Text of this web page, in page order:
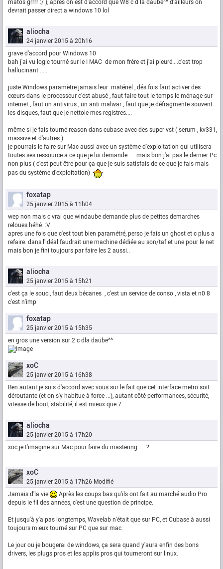
matos grrrr :/ ), apres on est d'accord que W8 c d la daube^^ d'ailleurs on
devrait passer direct a windows 10 lol
aliocha
24 janvier 2015 à 20h16
grave d'accord pour Windows 10
bah j'ai vu logic tourné sur le I MAC de mon frère et j'ai pleuré....c'est trop
hallucinant ......
juste Windows paramètre jamais leur matériel , dés fois faut activer des
cœurs dans le processeur c'est abusé , faut faire tout le temps le ménage sur
internet , faut un antivirus , un anti malwar , faut que je défragmente souvent
les disques, faut que je nettoie mes registres....
même si je fais tourné reason dans cubase avec des super vst ( serum , kv331,
massive et d'autres )
je pourrais le faire sur Mac aussi avec un système d'exploitation qui utilisera
toutes ses ressource a ce que je lui demande..... mais bon j'ai pas le dernier Pc
non plus ( c'est peut être pour ça que je suis satisfais de ce que je fais mais
pas du système d'exploitation)
foxatap
25 janvier 2015 à 11h04
wep non mais c vrai que windaube demande plus de petites demarches
reloues héhé :V
apres une fois que c'est tout bien paramétré, perso je fais un ghost et c plus a
refaire. dans l'idéal faudrait une machine dédiée au son/taf et une pour le net
mais bon je fini toujours par faire les 2 aussi..
aliocha
25 janvier 2015 à 15h21
c'est ça le souci, faut deux bécanes , c'est un service de conso , vista et n0 8
c'est n'imp
foxatap
25 janvier 2015 à 15h35
en gros une version sur 2 c dla daube^^
xoC
25 janvier 2015 à 16h38
Ben autant je suis d'accord avec vous sur le fait que cet interface metro soit
déroutante (et on s'y habitue à force ...), autant côté performances, sécurité,
vitesse de boot, stabilité, il est mieux que 7.
aliocha
25 janvier 2015 à 17h20
xoc je t'imagine sur Mac pour faire du mastering .... ?
xoC
25 janvier 2015 à 17h26 Modifié
Jamais d'la vie
Après les coups bas qu'ils ont fait au marché audio Pro
depuis le fil des années, c'est une question de principe.
Et jusqu'à y'a pas longtemps, Wavelab n'était que sur PC, et Cubase à aussi
toujours mieux tourné sur PC que sur mac.
Le jour ou je bougerai de windows, ça sera quand y'aura enfin des bons
drivers, les plugs pros et les applis pros qui tourneront sur linux.